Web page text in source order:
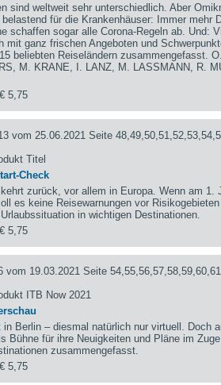
sind weltweit sehr unterschiedlich. Aber
belastend für die Krankenhäuser: Immer mehr
schaffen sogar alle Corona-Regeln ab. Und:
mit ganz frischen Angeboten und
beliebten Reiseländern zusammengefasst.
M. KRANE, I. LANZ, M. LASSMANN, R.
€ 5,75
vom 25.06.2021 Seite
Titel
Check
zurück, vor allem in Europa. Wenn am 1.
es keine Reisewarnungen vor
in wichtigen Destinationen.
€ 5,75
vom 19.03.2021 Seite
ITB Now 2021
in Berlin – diesmal natürlich nur virtuell. Doch
Bühne für ihre Neuigkeiten und Pläne im
zusammengefasst.
€ 5,75